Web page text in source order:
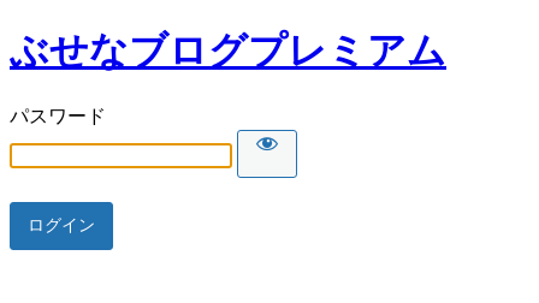
ぶせなブログプレミアム
パスワード